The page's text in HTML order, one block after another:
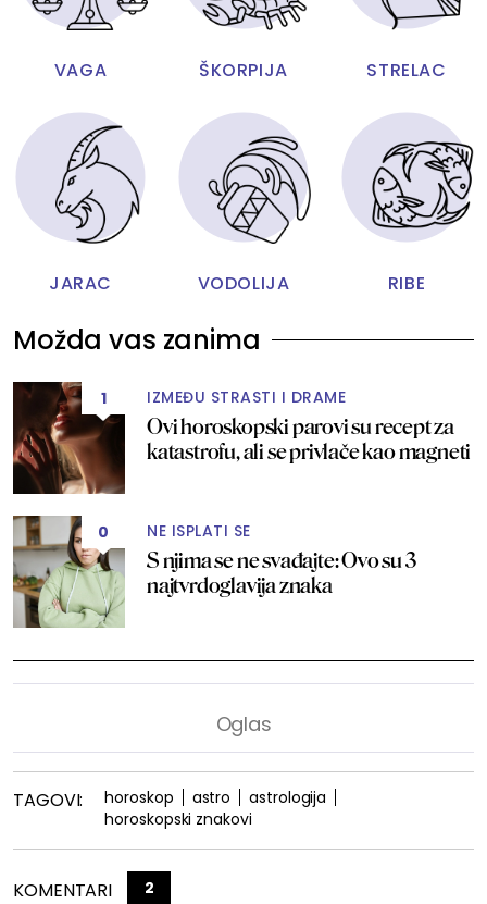
VAGA ŠKORPIJA STRELAC
JARAC VODOLIJA RIBE
Možda vas zanima
1 IZMEĐU STRASTI I DRAME
Ovi horoskopski parovi su recept za
katastrofu, ali se privlače kao magneti
0 NE ISPLATI SE
S njima se ne svađajte: Ovo su 3
najtvrdoglavija znaka
TAGOVI: horoskop astro
astrologija
horoskopski znakovi
KOMENTARI 2